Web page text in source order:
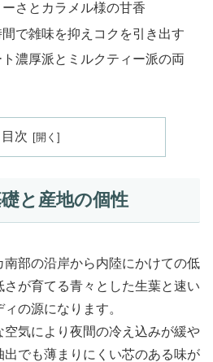
さとカラメル様の甘香
で雑味を抑えコクを引き出す
濃厚派とミルクティー派の両
目次
と産地の個性
南部の沿岸から内陸にかけての低
が育てる青々とした生葉と速い
の源になります。
気により夜間の冷え込みが緩や
でも薄まりにくい芯のある味が